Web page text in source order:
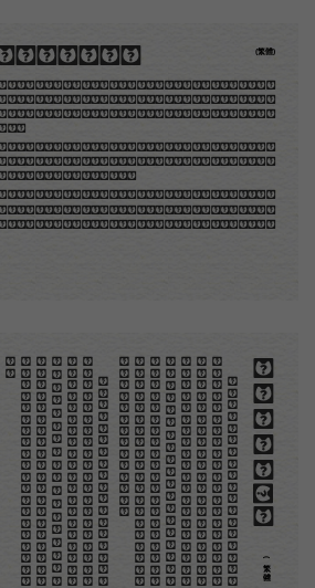
刻創作法·序
來是畫管畫，刻管刻，印管印的。中國用得最早，而照例也久經衰
格致彙編》，插圖就已非中國刻工所能刻，精細的必需由英國運了
也即「複製木刻」，和用在編給印度人讀的英文書，後來也就移給
的。
圖，便震驚於它的精工活潑，當作寶貝看。到近幾年，才知道西洋
就是原畫，倘用木版，便叫作「創作木刻」，是藝術家直接的創作
我們所要紹介的，便是這一種。
，這才是第一本。雖然稍簡略，卻已經給了讀者一個大意。由此發
起來的，技藝也會精煉起來的，採取新法，加以中國舊日之所長，
時作者各將自己的本領和心得，貢獻出來，中國的木刻界就會發生
(繁體)
木刻創作法·序
地
不
問
東
西
，
凡
木
刻
的
圖
版
，
向
來
是
畫
管
畫，
刻
管
刻
，
印
管
印
的
。
中
國
用
得
最
早
，
而
照
例也
久
經
衰
退
；
清
光
緒
中
，
英
人
傅
蘭
雅
氏
編
印
《格
致
彙
編
》
，
插
圖
就
已
非
中
國
刻
工
所
能
刻
，
精細
的
必
需
由
英
國
運
了
圖
版
來
。
那
就
是
所
謂
「木
口
木
刻
」
，
也
即
「
複
製
木
刻
」
，
和
用
在
編
給印
度
人
讀
的
英
文
書
，
後
來
也
就
移
給
中
國
人
讀
的英
文
書
上
的
插
畫
，
是
同
類
的
。
那
時
我
還
是
一
個
兒
童
，
見
了
這
些
圖
，
便
震
驚於
它
的
精
工
活
潑
，
當
作
寶
貝
看
。
到
近
幾
年
，
才知
道
西
洋
還
有
一
種
由
畫
家
一
手
造
成
的
版
畫
，
也就
是
原
畫
，
倘
用
木
版
，
便
叫
作
「
創
作
木
刻」
，
是
藝
術
家
直
接
的
創
作
品
，
毫
不
假
手
於
刻
者和
印
者
的
。
現
在
我
們
所
要
紹
介
的
，
便
是
這
一
種
。
(繁體)